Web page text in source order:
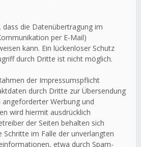
dass die Datenübertragung im
per E-Mail)
kann. Ein lückenloser Schutz
durch Dritte ist nicht möglich.
der Impressumspflicht
durch Dritte zur Übersendung
Werbung und
wird hiermit ausdrücklich
der Seiten behalten sich
Schritte im Falle der unverlangten
etwa durch Spam-